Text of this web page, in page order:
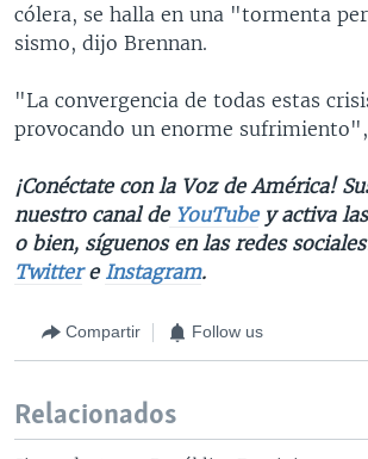
cólera, se halla en una "tormenta
sismo, dijo Brennan.
"La convergencia de todas estas
provocando un enorme
¡Conéctate con la Voz de América!
nuestro canal deYouTubey activa
o bien, síguenos en las redes
Twittere Instagram.
Compartir Follow us
Relacionados